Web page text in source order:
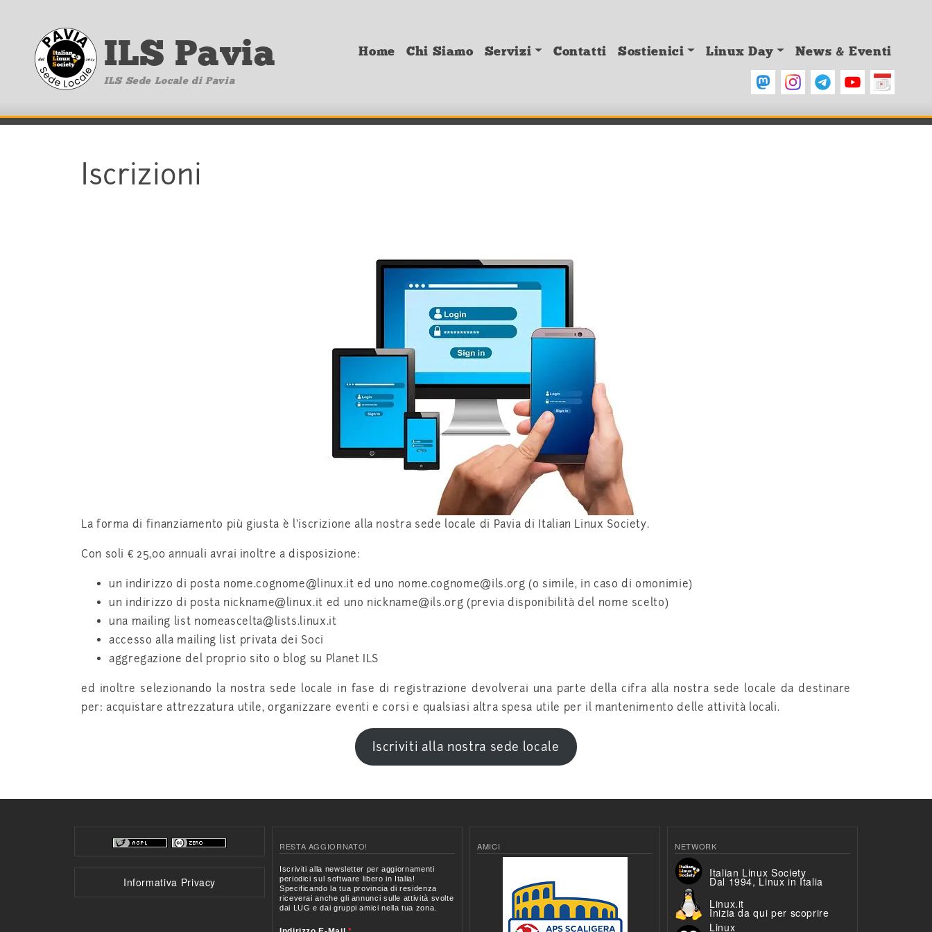
ILS Pavia
ILS Sede Locale di Pavia
Home Chi Siamo Servizi Contatti Sostienici Linux Day News & Eventi
Iscrizioni
La forma di finanziamento più giusta è l’iscrizione alla nostra sede locale di Pavia di Italian Linux Society.
Con soli € 25,00 annuali avrai inoltre a disposizione:
un indirizzo di posta nome.cognome@linux.it ed uno nome.cognome@ils.org (o simile, in caso di omonimie)
un indirizzo di posta nickname@linux.it ed uno nickname@ils.org (previa disponibilità del nome scelto)
una mailing list nomeascelta@lists.linux.it
accesso alla mailing list privata dei Soci
aggregazione del proprio sito o blog su Planet ILS
ed inoltre selezionando la nostra sede locale in fase di registrazione devolverai una parte della cifra alla nostra sede locale da destinare
per: acquistare attrezzatura utile, organizzare eventi e corsi e qualsiasi altra spesa utile per il mantenimento delle attività locali.
Iscriviti alla nostra sede locale
Informativa Privacy
RESTA AGGIORNATO! AMICI NETWORK
Italian Linux Society
Dal 1994, Linux in Italia
Linux.it
Inizia da qui per scoprire
Linux